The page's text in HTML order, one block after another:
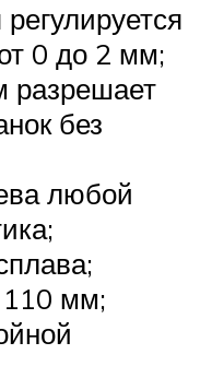
0 до 2 мм;
разрешает
без
любой
110 мм;